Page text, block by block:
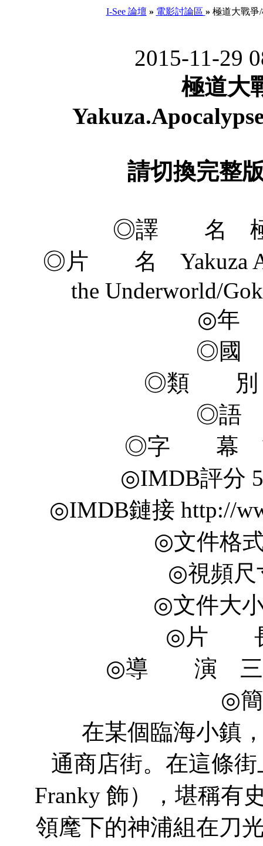
I-See 論壇 » 電影討論區 » 極道大戰爭/
2015-11-29
極道大
請切換完整
◎譯 名 極
◎片 名 Yakuza
the Underworld/
◎年
◎國
◎類 別
◎語
◎字 幕 簡
◎IMDB評分
◎IMDB鏈接 http://
◎文件格
◎視頻尺
◎文件大
◎片 長
◎導 演 三池
◎
在某個臨海小鎮，
通商店街。在這條
Franky 飾），堪稱有
領麾下的神浦組在刀